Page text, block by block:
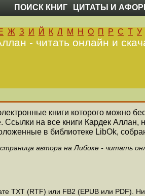
ПОИСК КНИГ ЦИТАТЫ И
Ж З И Й К Л М Н О П Р С Т У
- читать онлайн и
книги которого можно
Ссылки на все книги Кардек
в библиотеке LibOk,
автора на Либоке - читать
ТХТ (RTF) или FB2 (EPUB или PDF).